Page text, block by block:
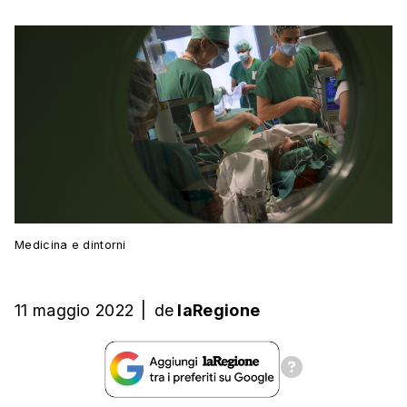
Medicina e dintorni
11 maggio 2022 de laRegione